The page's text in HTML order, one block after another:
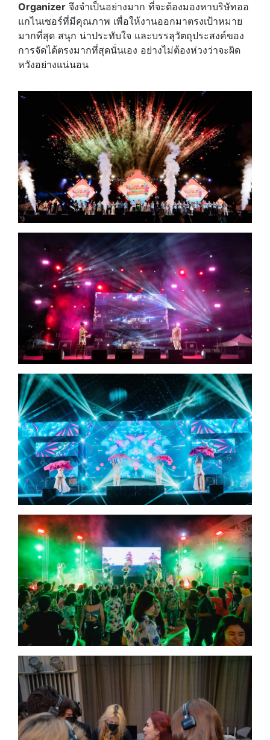
Organizer จึงจำเป็นอย่างมาก ที่จะต้องมองหาบริษัทออ
แกไนเซอร์ที่มีคุณภาพ เพื่อให้งานออกมาตรงเป้าหมาย
มากที่สุด สนุก น่าประทับใจ และบรรลุวัตถุประสงค์ของ
การจัดได้ตรงมากที่สุดนั่นเอง อย่างไม่ต้องห่วงว่าจะผิด
หวังอย่างแน่นอน